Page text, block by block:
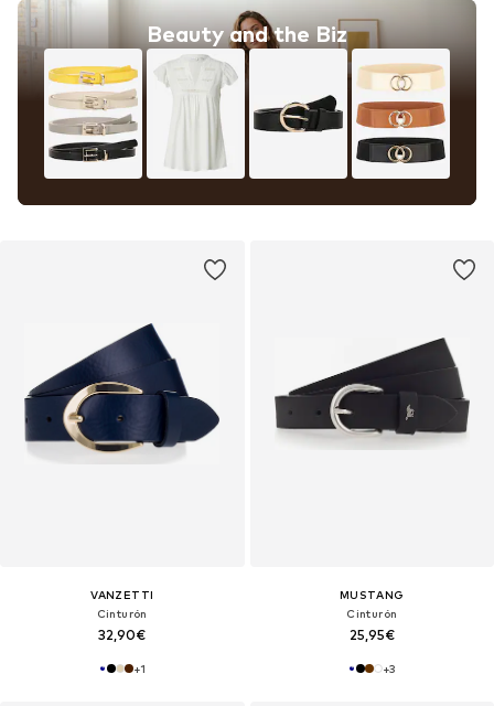
Beauty and the Biz
VANZETTI
Cinturón
32,90€
+1
MUSTANG
Cinturón
25,95€
+3